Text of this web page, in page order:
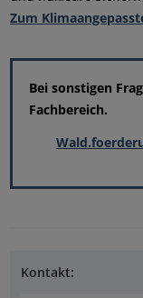
Zum
Bei sonstigen
Fachbereich.
Kontakt: